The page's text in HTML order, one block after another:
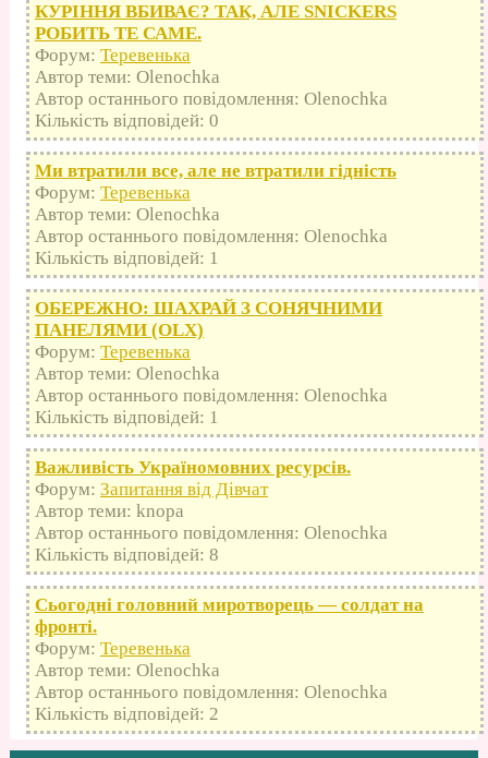
КУРІННЯ ВБИВАЄ? ТАК, АЛЕ SNICKERS
РОБИТЬ ТЕ САМЕ.
Форум: Теревенька
Автор теми: Olenochka
Автор останнього повідомлення: Olenochka
Кількість відповідей: 0
Ми втратили все, але не втратили гідність
Форум: Теревенька
Автор теми: Olenochka
Автор останнього повідомлення: Olenochka
Кількість відповідей: 1
ОБЕРЕЖНО: ШАХРАЙ З СОНЯЧНИМИ
ПАНЕЛЯМИ (OLX)
Форум: Теревенька
Автор теми: Olenochka
Автор останнього повідомлення: Olenochka
Кількість відповідей: 1
Важливість Україномовних ресурсів.
Форум: Запитання від Дівчат
Автор теми: knopa
Автор останнього повідомлення: Olenochka
Кількість відповідей: 8
Сьогодні головний миротворець — солдат на
фронті.
Форум: Теревенька
Автор теми: Olenochka
Автор останнього повідомлення: Olenochka
Кількість відповідей: 2